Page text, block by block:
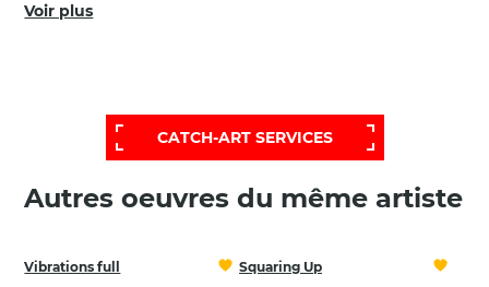
Voir plus
CATCH-ART SERVICES
Autres oeuvres du même artiste
Vibrations full
Squaring Up